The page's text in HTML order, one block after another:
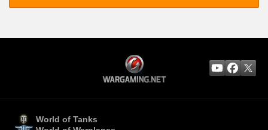
World of Tanks